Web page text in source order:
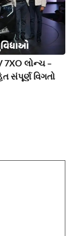
7XO લોન્ચ –
સંપૂર્ણ વિગતો